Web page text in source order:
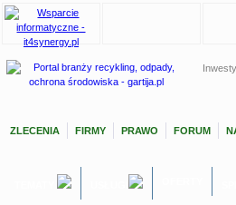
ZLECENIA FIRMY PRAWO FORUM